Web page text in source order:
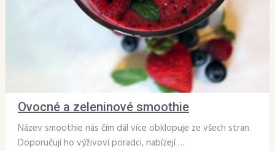
Ovocné a zeleninové smoothie
Název smoothie nás čím dál více obklopuje ze všech stran.
Doporučují ho výživoví poradci, nabízejí …